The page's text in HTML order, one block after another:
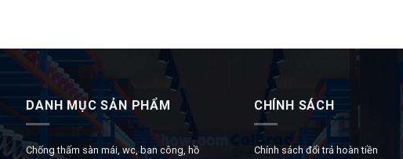
DANH MỤC SẢN PHẨM
Chống thấm sàn mái, wc, ban công, hồ
CHÍNH SÁCH
Chính sách đổi trả hoàn tiền